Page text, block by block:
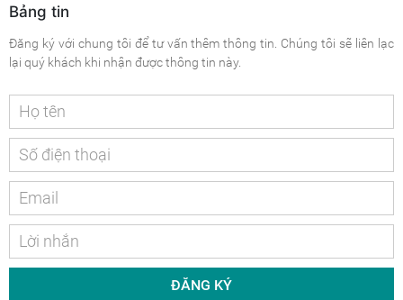
Bảng tin
Đăng ký với chung tôi để tư vấn thêm thông tin. Chúng tôi sẽ liên lạc
lại quý khách khi nhận được thông tin này.
ĐĂNG KÝ